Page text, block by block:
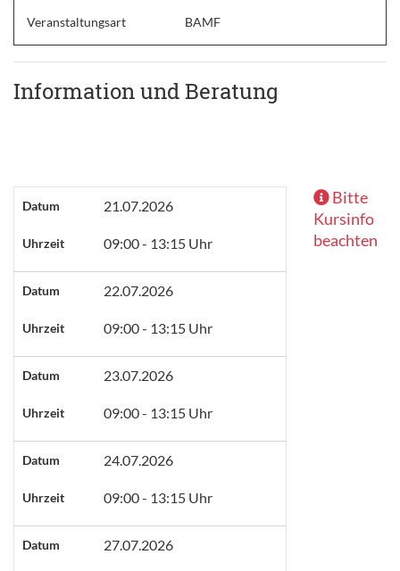
Veranstaltungsart BAMF
Information und Beratung
Datum 21.07.2026
Uhrzeit 09:00 - 13:15 Uhr
Datum 22.07.2026
Uhrzeit 09:00 - 13:15 Uhr
Datum 23.07.2026
Uhrzeit 09:00 - 13:15 Uhr
Datum 24.07.2026
Uhrzeit 09:00 - 13:15 Uhr
Datum 27.07.2026
Bitte
Kursinfo
beachten